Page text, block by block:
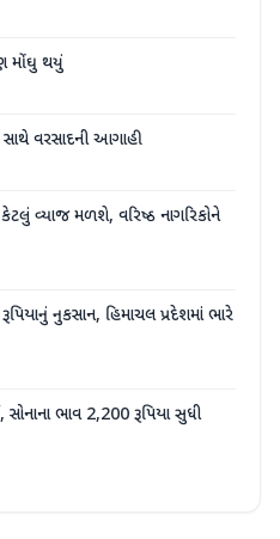
મોંઘુ થયું
વરસાદની આગાહી
વ્યાજ મળશે, વરિષ્ઠ નાગરિકોને
નુકસાન, હિમાચલ પ્રદેશમાં ભારે
ભાવ 2,200 રૂપિયા સુધી